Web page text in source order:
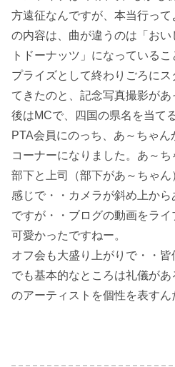
方遠征なんですが、本当行っ
の内容は、曲が違うのは「お
トドーナッツ」になっている
プライズとして終わりごろに
てきたのと、記念写真撮影があ
後はMCで、四国の県名を当て
PTA会員にのっち、あ～ちゃ
コーナーになりました。あ～
部下と上司（部下があ～ちゃ
感じで・・カメラが斜め上か
ですが・・ブログの動画をライ
可愛かったですねー。
オフ会も大盛り上がりで・・皆
でも基本的なところは礼儀が
のアーティストを個性を表すん